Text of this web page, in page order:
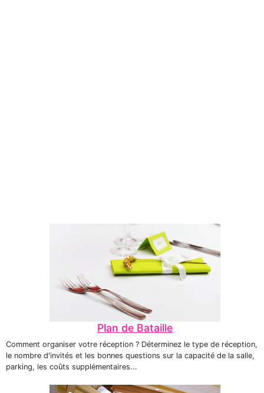
Plan de Bataille
Comment organiser votre réception ? Déterminez le type de réception,
le nombre d'invités et les bonnes questions sur la capacité de la salle,
parking, les coûts supplémentaires...